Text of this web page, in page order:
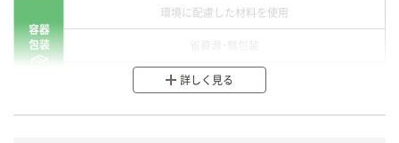
容器
包装
環境に配慮した材料を使用
分別・リサイクルしやすい設計
詳しく見る